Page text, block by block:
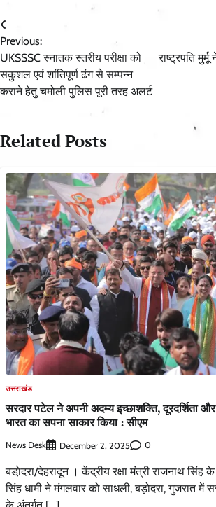
Post
navigation
Previous:
UKSSSC स्नातक स्तरीय परीक्षा को
सकुशल एवं शांतिपूर्ण ढंग से सम्पन्न
कराने हेतु चमोली पुलिस पूरी तरह अलर्ट
राष्ट्रपति
Related Posts
उत्तराखंड
सरदार पटेल ने अपनी अदम्य इच्छाशक्ति, दूरदर्शिता
भारत का सपना साकार किया : सीएम
News Desk December 2, 2025 0
बडा़ेदरा/देहरादून । केंद्रीय रक्षा मंत्री राजनाथ सिंह
सिंह धामी ने मंगलवार को साधली, बड़ोदरा, गुजरात में